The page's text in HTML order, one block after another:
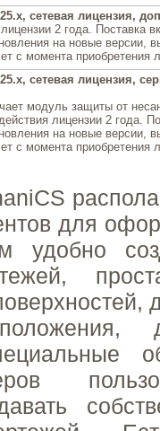
сетевая лицензия,
2 года. Поставка
на новые версии,
с момента приобретения
сетевая лицензия,
модуль защиты от
лицензии 2 года.
на новые версии,
с момента приобретения
для